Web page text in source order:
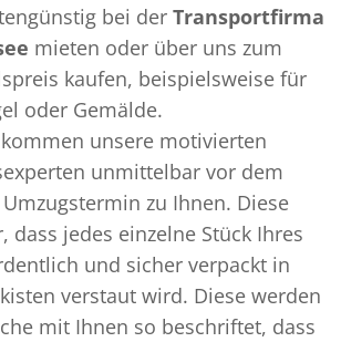
bei der Transportfirma
mieten oder über uns zum
kaufen, beispielsweise für
oder Gemälde.
unsere motivierten
unmittelbar vor dem
zu Ihnen. Diese
dass jedes einzelne Stück Ihres
und sicher verpackt in
verstaut wird. Diese werden
mit Ihnen so beschriftet, dass